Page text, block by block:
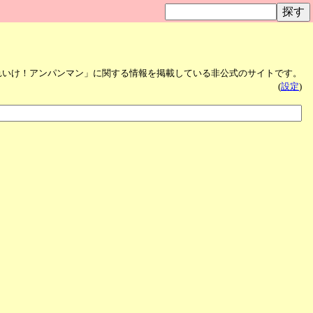
いけ！アンパンマン」に関する情報を掲載している非公式のサイトです。
(設定)